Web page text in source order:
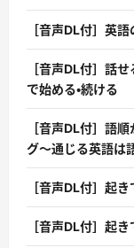
［音声DL付］英
［音声DL付］話
で始める・続ける
［音声DL付］語
グ〜通じる英語は
［音声DL付］起
［音声DL付］起